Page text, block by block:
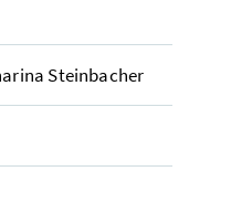
Steinbacher